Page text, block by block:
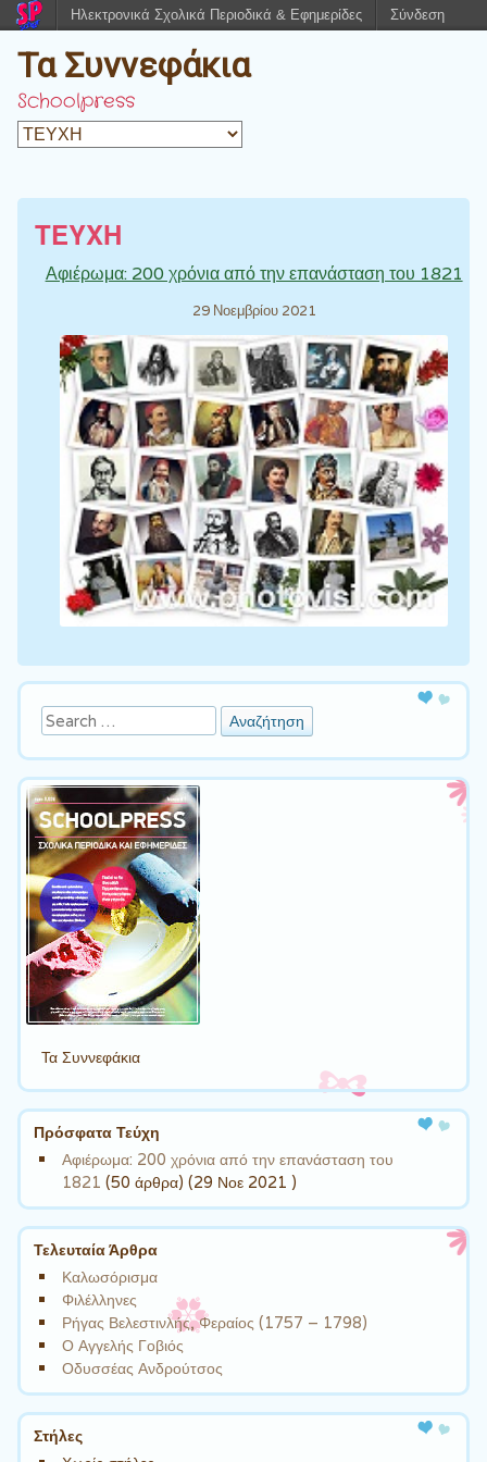
Τα Συννεφάκια
Schoolpress
ΤΕΥΧΗ
Αφιέρωμα: 200 χρόνια από την επανάσταση του 1821
29 Νοεμβρίου 2021
Αναζήτηση
Τα Συννεφάκια
Πρόσφατα Τεύχη
Αφιέρωμα: 200 χρόνια από την επανάσταση του
1821 (50 άρθρα) (29 Νοε 2021 )
Τελευταία Άρθρα
Καλωσόρισμα
Φιλέλληνες
Ρήγας Βελεστινλής, Φεραίος (1757 – 1798)
Ο Αγγελής Γοβιός
Οδυσσέας Ανδρούτσος
Στήλες
Ηλεκτρονικά Σχολικά Περιοδικά & Εφημερίδες Σύνδεση